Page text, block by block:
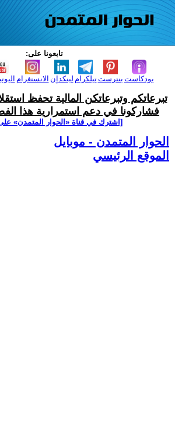
تابعونا على:
الانستغرام لينكدإن تيلكرامبنترست بودكاست
تبرعاتكم وتبرعاتكن المالية تحفظ
فشاركونا في دعم استمرارية هذا
[اشترك في قناة ‫«الحوار المتمدن»
الحوار المتمدن - موبايل
الموقع الرئيسي